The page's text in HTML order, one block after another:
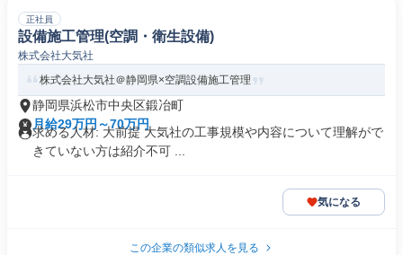
正社員
設備施工管理(空調・衛生設備)
株式会社大気社
株式会社大気社＠静岡県×空調設備施工管理
静岡県浜松市中央区鍛冶町
月給29万円～70万円
求める人材: 大前提 大気社の工事規模や内容について理解がで
きていない方は紹介不可 ...
気になる
この企業の類似求人を見る